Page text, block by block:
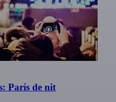
París de nit